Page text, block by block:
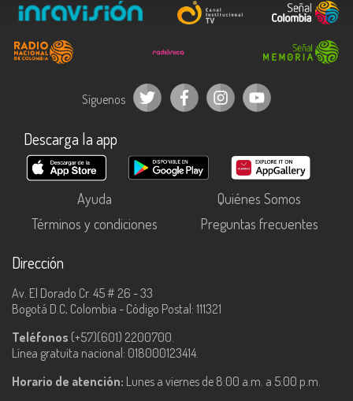
Síguenos
Descarga la app
Ayuda
Quiénes Somos
Términos y condiciones
Preguntas frecuentes
Dirección
Av. El Dorado Cr. 45 # 26 - 33
Bogotá D.C, Colombia - Código Postal: 111321
Teléfonos (+57)(601) 2200700.
Línea gratuita nacional: 018000123414.
Horario de atención: Lunes a viernes de 8:00 a.m. a 5:00 p.m.